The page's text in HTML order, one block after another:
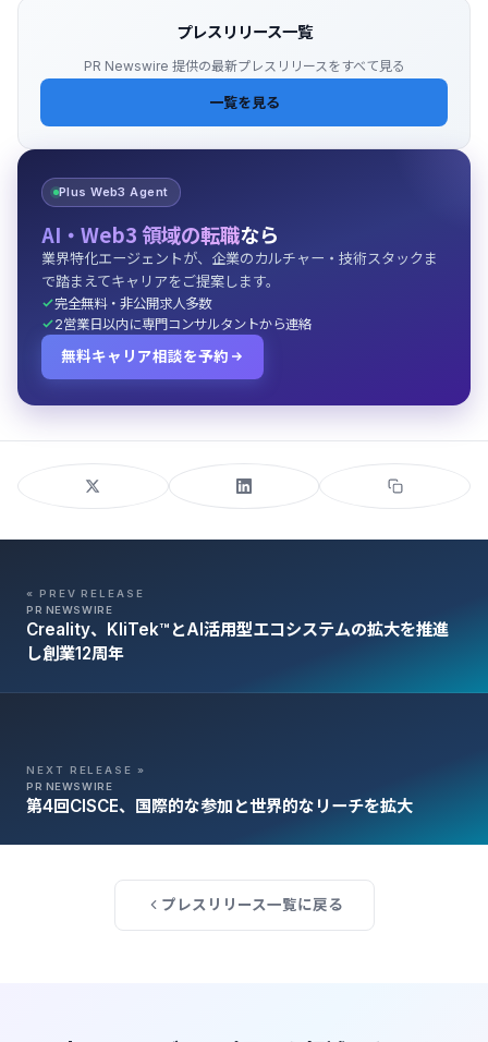
プレスリリース一覧
PR Newswire 提供の最新プレスリリースをすべて見る
一覧を見る
Plus Web3 Agent
AI・Web3 領域の転職なら
業界特化エージェントが、企業のカルチャー・技術スタックま
で踏まえてキャリアをご提案します。
完全無料・非公開求人多数
2営業日以内に専門コンサルタントから連絡
無料キャリア相談を予約
« PREV RELEASE
PR NEWSWIRE
Creality、KliTek™とAI活用型エコシステムの拡大を推進
し創業12周年
NEXT RELEASE »
PR NEWSWIRE
第4回CISCE、国際的な参加と世界的なリーチを拡大
プレスリリース一覧に戻る